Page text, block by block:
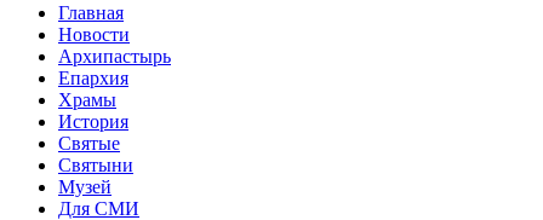
Главная
Новости
Архипастырь
Епархия
Храмы
История
Святые
Святыни
Музей
Для СМИ